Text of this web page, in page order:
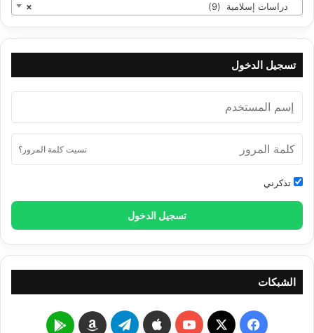
× دراسات إسلامية (9)
تسجيل الدخول
نسيت كلمة المرور؟
تذكرني
تسجيل الدخول
الشبكات
فيسبوك
‫X
‫YouTube تيلقرامAmazon
Google